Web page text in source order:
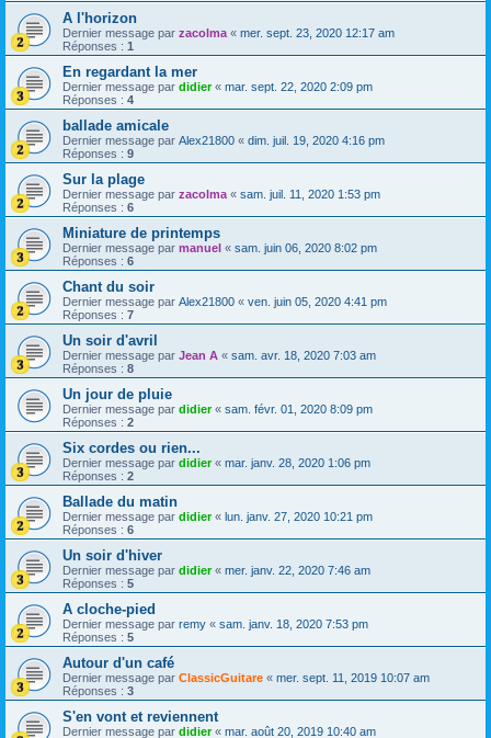
A l'horizon
Dernier message par zacolma « mer. sept. 23, 2020 12:17 am
Réponses : 1
En regardant la mer
Dernier message par didier« mar. sept. 22, 2020 2:09 pm
Réponses : 4
ballade amicale
Dernier message par Alex21800 « dim. juil. 19, 2020 4:16 pm
Réponses : 9
Sur la plage
Dernier message par zacolma « sam. juil. 11, 2020 1:53 pm
Réponses : 6
Miniature de printemps
Dernier message par manuel « sam. juin 06, 2020 8:02 pm
Réponses : 6
Chant du soir
Dernier message par Alex21800 « ven. juin 05, 2020 4:41 pm
Réponses : 7
Un soir d'avril
Dernier message par Jean A « sam. avr. 18, 2020 7:03 am
Réponses : 8
Un jour de pluie
Dernier message par didier« sam. févr. 01, 2020 8:09 pm
Réponses : 2
Six cordes ou rien...
Dernier message par didier« mar. janv. 28, 2020 1:06 pm
Réponses : 2
Ballade du matin
Dernier message par didier« lun. janv. 27, 2020 10:21 pm
Réponses : 6
Un soir d'hiver
Dernier message par didier« mer. janv. 22, 2020 7:46 am
Réponses : 5
A cloche-pied
Dernier message par remy « sam. janv. 18, 2020 7:53 pm
Réponses : 5
Autour d'un café
Dernier message par ClassicGuitare « mer. sept. 11, 2019 10:07 am
Réponses : 3
S'en vont et reviennent
Dernier message par didier« mar. août 20, 2019 10:40 am